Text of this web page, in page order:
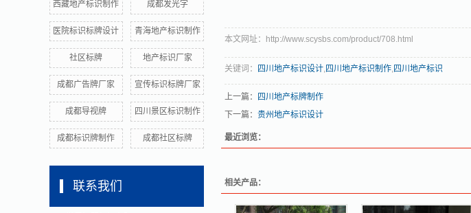
西藏地产标识制作 成都发光字
医院标识标牌设计 青海地产标识制作
社区标牌 地产标识厂家
成都广告牌厂家 宣传标识标牌厂家
成都导视牌 四川景区标识制作
成都标识牌制作 成都社区标牌
联系我们
本文网址：http://www.scysbs.com/product/708.html
关键词： 四川地产标识设计,四川地产标识制作,四川地产标识
上一篇：
四川地产标牌制作
下一篇： 贵州地产标识设计
最近浏览：
相关产品：